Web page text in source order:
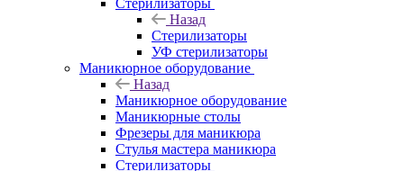
Стерилизаторы
Назад
Стерилизаторы
УФ стерилизаторы
Маникюрное оборудование
Назад
Маникюрное оборудование
Маникюрные столы
Фрезеры для маникюра
Стулья мастера маникюра
Стерилизаторы